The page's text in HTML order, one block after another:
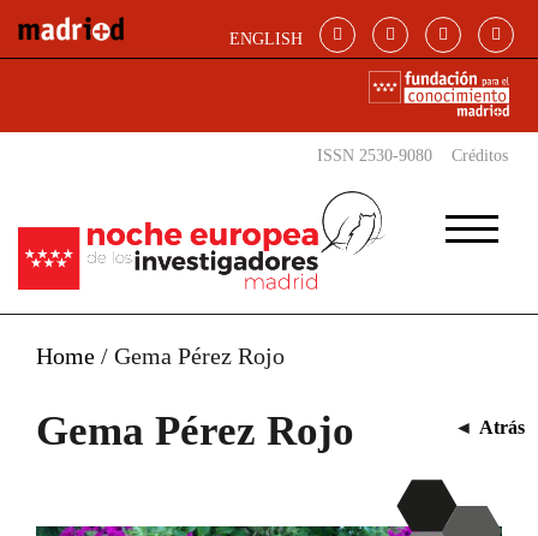
ENGLISH
ISSN 2530-9080 Créditos
Home / Gema Pérez Rojo
Gema Pérez Rojo ◄ Atrás